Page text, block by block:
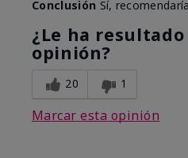
Conclusión Sí,
¿Le ha
opinión?
20 1
Marcar esta opinión